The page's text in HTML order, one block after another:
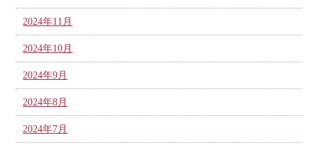
2024年11月
2024年10月
2024年9月
2024年8月
2024年7月